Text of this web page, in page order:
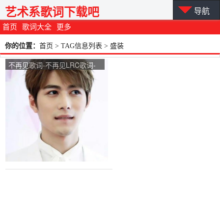
首页 歌词大全 更多
艺术系歌词下载吧 导航
你的位置： 首页 > TAG信息列表 > 盛装
不再见歌词-不再见LRC歌词-
陈学冬